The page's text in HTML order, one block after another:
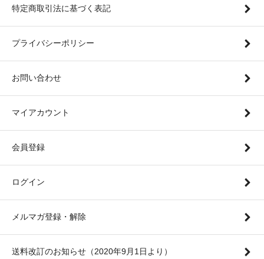
特定商取引法に基づく表記
プライバシーポリシー
お問い合わせ
マイアカウント
会員登録
ログイン
メルマガ登録・解除
送料改訂のお知らせ（2020年9月1日より）